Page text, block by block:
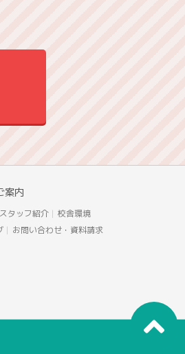
案内
スタッフ紹介
校舎環境
お問い合わせ・資料請求